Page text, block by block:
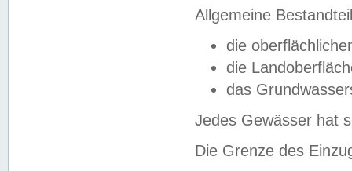
Allgemeine
die
die
das
Jedes Gewässer hat
Die Grenze des